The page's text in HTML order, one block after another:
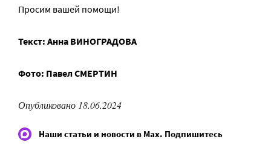
Просим вашей помощи!
Текст: Анна ВИНОГРАДОВА
Фото: Павел СМЕРТИН
Опубликовано 18.06.2024
Наши статьи и новости в Max. Подпишитесь